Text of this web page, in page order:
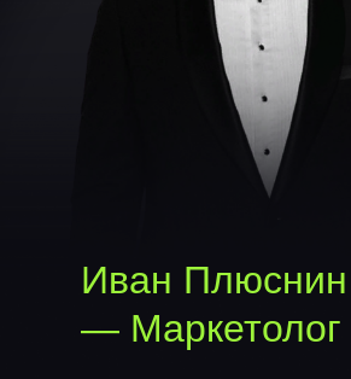
Иван Плюснин
— Маркетолог